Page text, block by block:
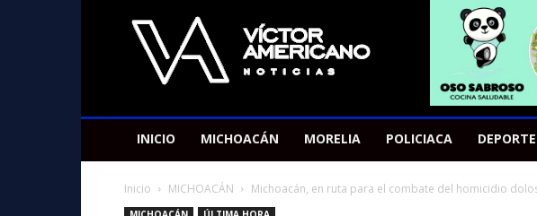
Americano
Victor
INICIO MICHOACÁN MORELIA POLICIACA
Inicio MICHOACÁN Michoacán, en ruta para el combate del homicidio